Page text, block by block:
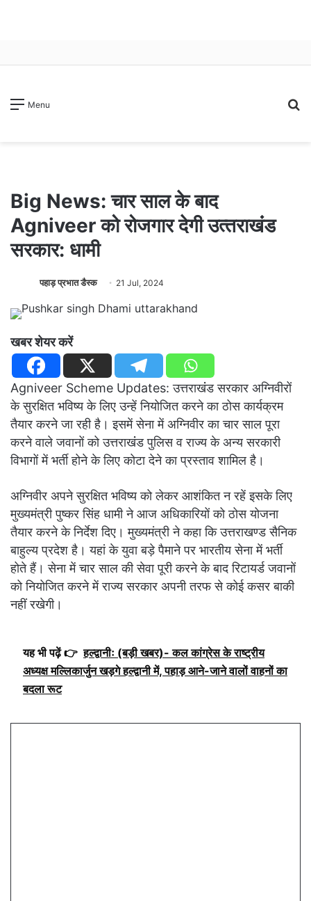
Menu
Big News: चार साल के बाद
Agniveer को रोजगार देगी उत्‍तराखंंड
सरकार: धामी
पहाड़ प्रभात डैस्क 21 Jul, 2024
खबर शेयर करें
Agniveer Scheme Updates: उत्तराखंंड सरकार अग्निवीरों
के सुरक्षित भविष्य के लिए उन्हें नियोजित करने का ठोस कार्यक्रम
तैयार करने जा रही है। इसमें सेना में अग्निवीर का चार साल पूरा
करने वाले जवानों को उत्तराखंंड पुलिस व राज्य के अन्य सरकारी
विभागों में भर्ती होने के लिए कोटा देने का प्रस्ताव शामिल है।
अग्निवीर अपने सुरक्षित भविष्य को लेकर आशंकित न रहें इसके लिए
मुख्यमंत्री पुष्कर सिंह धामी ने आज अधिकारियों को ठोस योजना
तैयार करने के निर्देश दिए। मुख्यमंत्री ने कहा कि उत्तराखण्ड सैनिक
बाहुल्य प्रदेश है। यहां के युवा बड़े पैमाने पर भारतीय सेना में भर्ती
होते हैं। सेना में चार साल की सेवा पूरी करने के बाद रिटायर्ड जवानों
को नियोजित करने में राज्य सरकार अपनी तरफ से कोई कसर बाकी
नहीं रखेगी।
यह भी पढ़ें 👉 हल्द्वानीः (बड़ी खबर)- कल कांग्रेस के राष्ट्रीय
अध्यक्ष मल्लिकार्जुन खड़गे हल्द्वानी में, पहाड़ आने-जाने वालों वाहनों का
बदला रूट